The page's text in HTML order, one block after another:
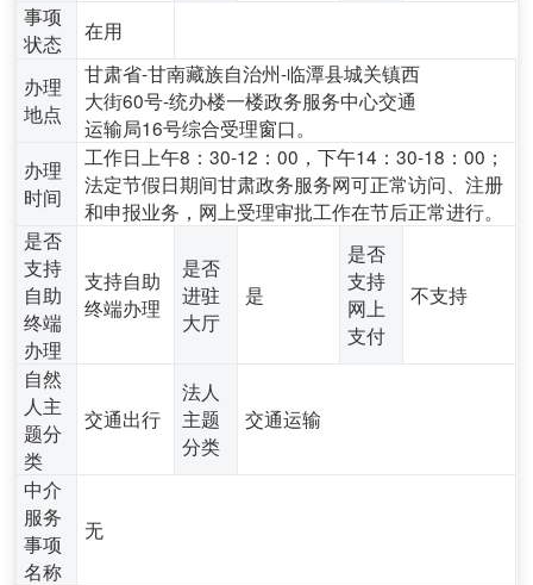
事项
状态
在用
办理
地点
甘肃省-甘南藏族自治州-临潭县城关镇西
大街60号-统办楼一楼政务服务中心交通
运输局16号综合受理窗口。
办理
时间
工作日上午8：30-12：00，下午14：30-18：00；
法定节假日期间甘肃政务服务网可正常访问、注册
和申报业务，网上受理审批工作在节后正常进行。
是否
支持
自助
终端
办理
支持自助
终端办理
是否
进驻
大厅
是
是否
支持
网上
支付
不支持
自然
人主
题分
类
交通出行
法人
主题
分类
交通运输
中介
服务
事项
名称
无